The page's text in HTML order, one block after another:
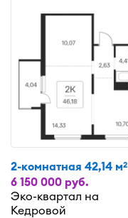
2-комнатная 42,14 м2
6 150 000 руб.
Эко-квартал на
Кедровой